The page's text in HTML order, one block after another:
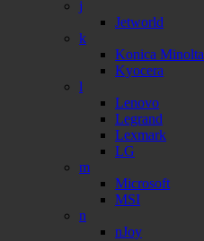
j
Jetworld
k
Konica Minolta
Kyocera
l
Lenovo
Legrand
Lexmark
LG
m
Microsoft
MSI
n
nJoy